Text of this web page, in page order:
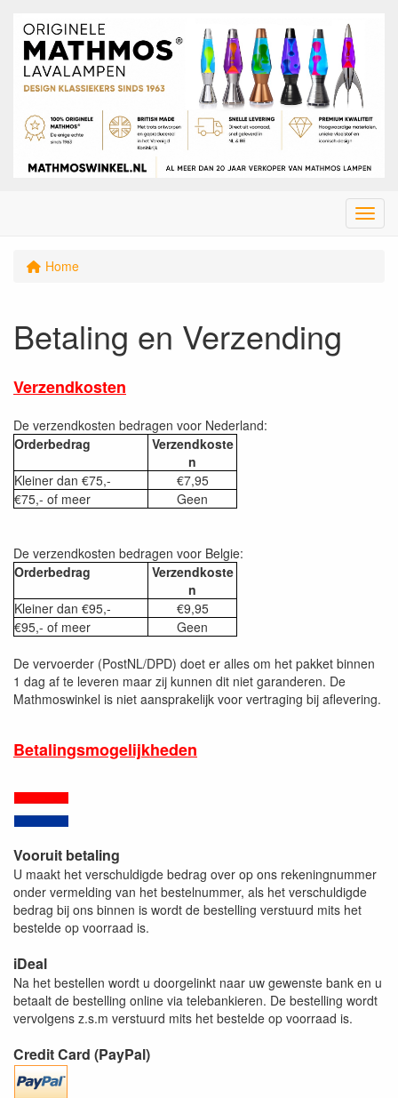
Menu
Home
Betaling en Verzending
Verzendkosten
De verzendkosten bedragen voor Nederland:
Orderbedrag
Verzendkoste
n
Kleiner dan €75,-
€7,95
€75,- of meer
Geen
De verzendkosten bedragen voor Belgie:
Orderbedrag
Verzendkoste
n
Kleiner dan €95,-
€9,95
€95,- of meer
Geen
De vervoerder (PostNL/DPD) doet er alles om het pakket binnen
1 dag af te leveren maar zij kunnen dit niet garanderen. De
Mathmoswinkel is niet aansprakelijk voor vertraging bij aflevering.
Betalingsmogelijkheden
Vooruit betaling
U maakt het verschuldigde bedrag over op ons rekeningnummer
onder vermelding van het bestelnummer, als het verschuldigde
bedrag bij ons binnen is wordt de bestelling verstuurd mits het
bestelde op voorraad is.
iDeal
Na het bestellen wordt u doorgelinkt naar uw gewenste bank en u
betaalt de bestelling online via telebankieren. De bestelling wordt
vervolgens z.s.m verstuurd mits het bestelde op voorraad is.
Credit Card (PayPal)